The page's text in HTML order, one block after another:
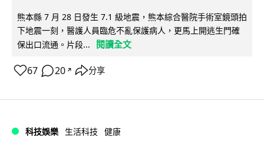
熊本縣 7 月 28 日發生 7.1 級地震，熊本綜合醫院手術室鏡頭拍
下地震一刻，醫護人員臨危不亂保護病人，更馬上開逃生門確
保出口流通。片段...
閱讀全文
67 20 ↗ 分享
科技娛樂 生活科技 健康